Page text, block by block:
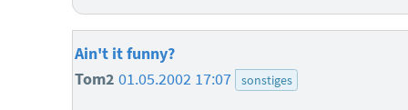
Ain't it funny?
Tom2 01.05.2002 17:07 sonstiges